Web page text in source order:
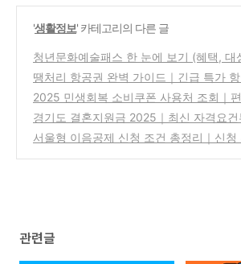
'생활정보' 카테고리의 다른 글
청년문화예술패스 한 눈에 보기 (혜택, 대
신청방법, 사용처)
(0)
땡처리 항공권 완벽 가이드｜긴급 특가
권, 지금 잡아야 할 타이밍은?
(0)
2025 민생회복 소비쿠폰 사용처 조회｜
점부터 지역 가맹점까지 총정리
(0)
경기도 결혼지원금 2025｜최신 자격요건
신청 팁까지 총정리
(0)
서울형 이음공제 신청 조건 총정리｜신청
관련글